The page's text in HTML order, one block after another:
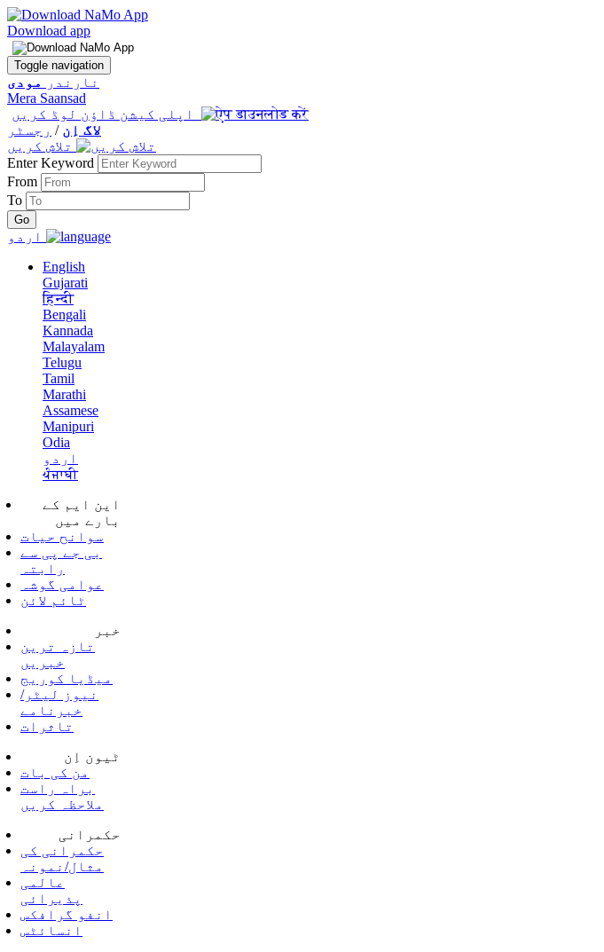
Download app
Toggle navigation
نارندر
مودی
Mera Saansad
اپلی کیشن ڈاؤن لوڈ کریں
لاگ اِن / رجسٹر
Enter Keyword
From
To
English
Gujarati
हिन्दी
Bengali
Kannada
Malayalam
Telugu
Tamil
Marathi
Assamese
Manipuri
Odia
اردو
ਪੰਜਾਬੀ
این ایم کے
بارے میں
سوانح حیات
بی جے پی سے
رابتہ
عوامی گوشہ
ٹائم لائن
خبر
تازہ ترین
خبریں
میڈیا کوریج
نیوز لیٹر/
خبرنامے
تاثرات
ٹیون اِن
من کی بات
براہ راست
ملاحظہ کریں
حکمرانی
حکمرانی کی
مثال/نمونہ
عالمی
پذیرائی
انفو گرافکس
انسائٹس